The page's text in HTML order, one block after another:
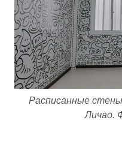
Расписанные
Личао.